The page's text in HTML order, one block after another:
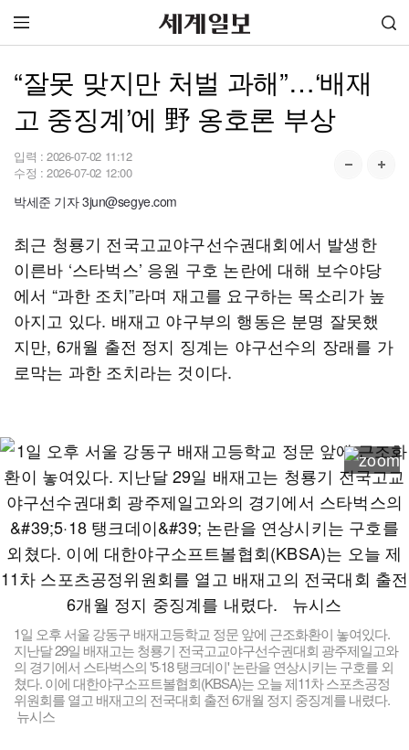
“잘못 맞지만 처벌 과해”…‘배재
고 중징계’에 野 옹호론 부상
입력 : 2026-07-02 11:12
수정 : 2026-07-02 12:00
박세준 기자 3jun@segye.com
최근 청룡기 전국고교야구선수권대회에서 발생한
이른바 ‘스타벅스’ 응원 구호 논란에 대해 보수야당
에서 “과한 조치”라며 재고를 요구하는 목소리가 높
아지고 있다. 배재고 야구부의 행동은 분명 잘못했
지만, 6개월 출전 정지 징계는 야구선수의 장래를 가
로막는 과한 조치라는 것이다.
1일 오후 서울 강동구 배재고등학교 정문 앞에 근조화환이 놓여있다.
지난달 29일 배재고는 청룡기 전국고교야구선수권대회 광주제일고와
의 경기에서 스타벅스의 '5·18 탱크데이' 논란을 연상시키는 구호를 외
쳤다. 이에 대한야구소프트볼협회(KBSA)는 오늘 제11차 스포츠공정
위원회를 열고 배재고의 전국대회 출전 6개월 정지 중징계를 내렸다.
뉴시스